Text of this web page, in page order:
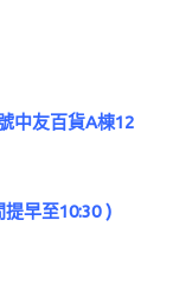
中友百貨A棟12
提早至10:30 )